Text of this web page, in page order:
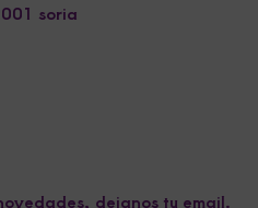
soria
dejanos tu email.